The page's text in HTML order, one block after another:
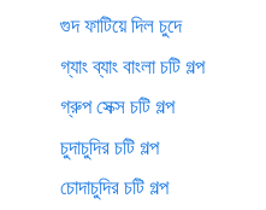
গুদ ফাটিয়ে দিল চুদে
গ্যাং ব্যাং বাংলা চটি গল্প
গ্রুপ সেক্স চটি গল্প
চুদাচুদির চটি গল্প
চোদাচুদির চটি গল্প